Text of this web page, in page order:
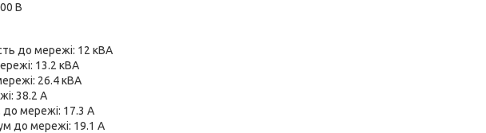
В
до мережі: 12 кВА
13.2 кВА
26.4 кВА
38.2 А
мережі: 17.3 A
до мережі: 19.1 A